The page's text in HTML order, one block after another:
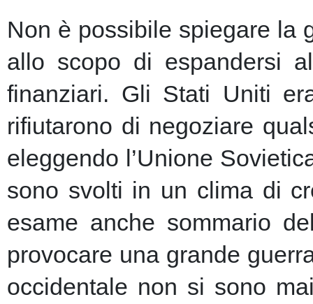
Non è possibile spiegare la
allo scopo di espandersi
finanziari. Gli Stati Uniti
rifiutarono di negoziare
eleggendo l’Unione
sono svolti in un clima di
esame anche sommario
provocare una grande
occidentale non si sono